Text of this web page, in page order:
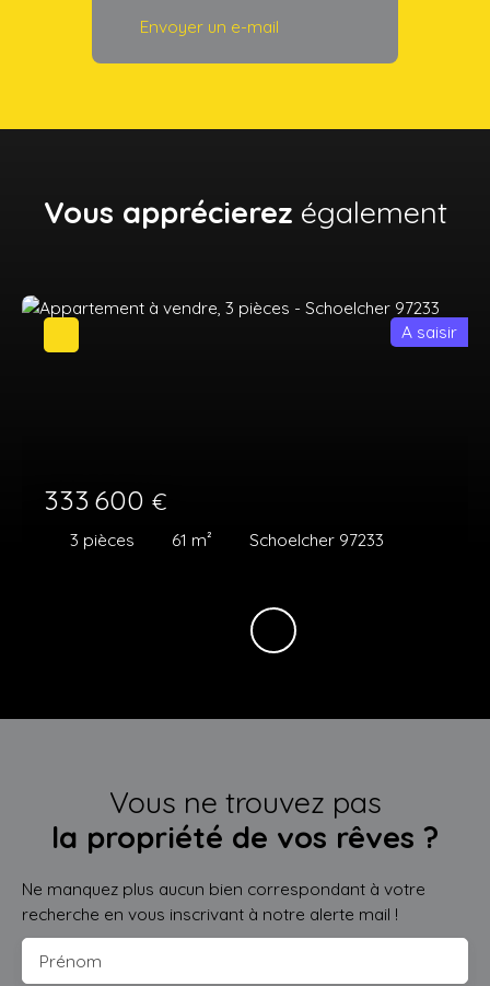
Envoyer un e-mail
Vous apprécierez également
333 600 €
3 pièces 61 m² Schoelcher 97233
A saisir
Vous ne trouvez pas
la propriété de vos rêves ?
Ne manquez plus aucun bien correspondant à votre
recherche en vous inscrivant à notre alerte mail !
Prénom